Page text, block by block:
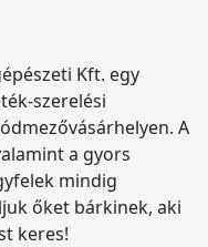
Kft. egy
szerelési
A
a gyors
mindig
őket bárkinek, aki
keres!